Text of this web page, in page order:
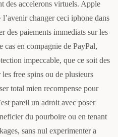
des accelerons virtuels. Apple
changer ceci iphone dans
des paiements immediats sur les
cas en compagnie de PayPal,
impeccable, que ce soit des
free spins ou de plusieurs
total mien recompense pour
pareil un adroit avec poser
du pourboire ou en tenant
sans nul experimenter a